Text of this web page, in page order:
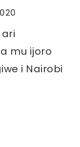
mu ijoro
i Nairobi